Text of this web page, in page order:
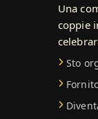
Una
coppie
Sto